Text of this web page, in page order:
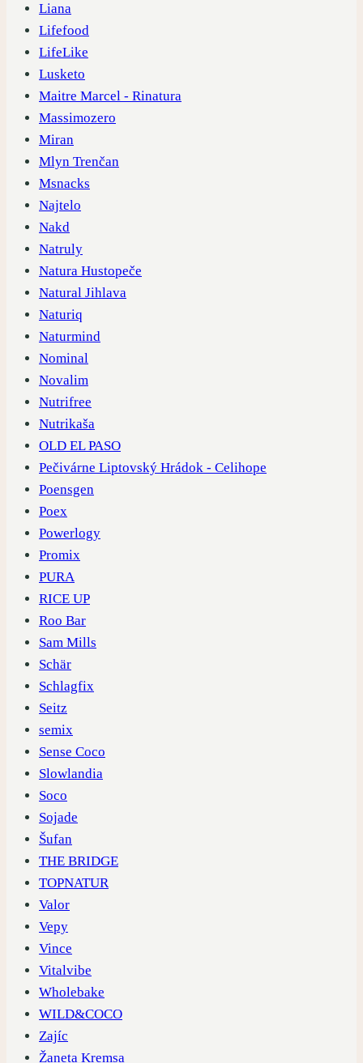
Liana
Lifefood
LifeLike
Lusketo
Maitre Marcel - Rinatura
Massimozero
Miran
Mlyn Trenčan
Msnacks
Najtelo
Nakd
Natruly
Natura Hustopeče
Natural Jihlava
Naturiq
Naturmind
Nominal
Novalim
Nutrifree
Nutrikaša
OLD EL PASO
Pečivárne Liptovský Hrádok - Celihope
Poensgen
Poex
Powerlogy
Promix
PURA
RICE UP
Roo Bar
Sam Mills
Schär
Schlagfix
Seitz
semix
Sense Coco
Slowlandia
Soco
Sojade
Šufan
THE BRIDGE
TOPNATUR
Valor
Vepy
Vince
Vitalvibe
Wholebake
WILD&COCO
Zajíc
Žaneta Kremsa